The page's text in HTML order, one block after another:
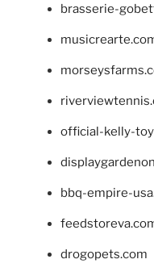
brasserie-
official-kelly-
bbq-empire-
drogopets.com